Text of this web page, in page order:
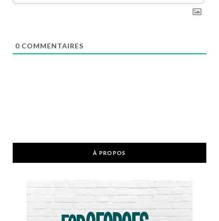
0 COMMENTAIRES
À PROPOS